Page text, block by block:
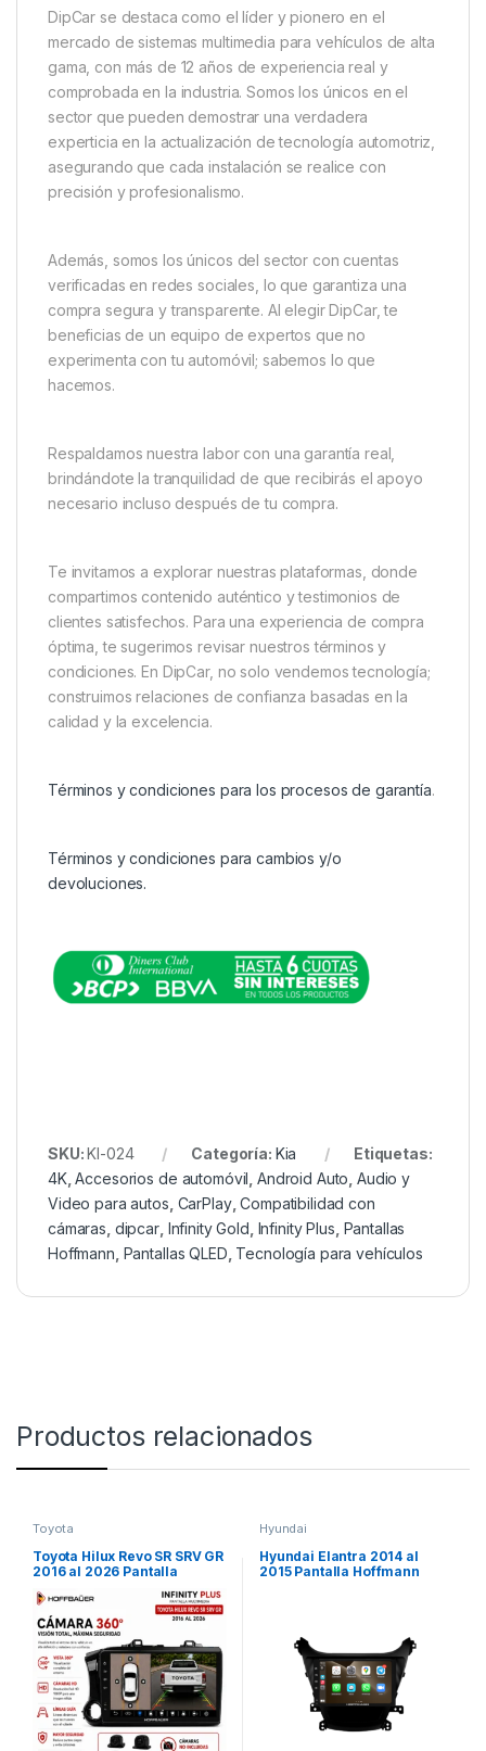
DipCar se destaca como el líder y pionero en el
mercado de sistemas multimedia para vehículos de alta
gama, con más de 12 años de experiencia real y
comprobada en la industria. Somos los únicos en el
sector que pueden demostrar una verdadera
experticia en la actualización de tecnología automotriz,
asegurando que cada instalación se realice con
precisión y profesionalismo.
Además, somos los únicos del sector con cuentas
verificadas en redes sociales, lo que garantiza una
compra segura y transparente. Al elegir DipCar, te
beneficias de un equipo de expertos que no
experimenta con tu automóvil; sabemos lo que
hacemos.
Respaldamos nuestra labor con una garantía real,
brindándote la tranquilidad de que recibirás el apoyo
necesario incluso después de tu compra.
Te invitamos a explorar nuestras plataformas, donde
compartimos contenido auténtico y testimonios de
clientes satisfechos. Para una experiencia de compra
óptima, te sugerimos revisar nuestros términos y
condiciones. En DipCar, no solo vendemos tecnología;
construimos relaciones de confianza basadas en la
calidad y la excelencia.
Términos y condiciones para los procesos de garantía.
Términos y condiciones para cambios y/o
devoluciones.
SKU:KI-024 Categoría: Kia
Etiquetas:
4K,Accesorios de automóvil Android Auto ,Audio y
Video para autos CarPlay,Compatibilidad con
cámaras dipcar, Infinity Gold Infinity Plus Pantallas
Hoffmann Pantallas QLED Tecnología para vehículos
Productos relacionados
Toyota
Toyota Hilux Revo SR SRV GR
2016 al 2026 Pantalla
CarPlay & Android Auto
Hyundai
Hyundai Elantra 2014 al
2015 Pantalla Hoffmann